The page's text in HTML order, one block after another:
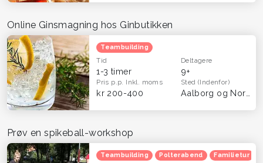
Online Ginsmagning hos Ginbutikken
Teambuilding
Tid
1-3 timer
Deltagere
9+
Pris p.p. Inkl. moms
kr 200-400
Sted(Indenfor)
Prøv en spikeball-workshop
Teambuilding Polterabend Familietur